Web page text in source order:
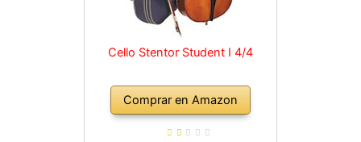
Cello Stentor Student I 4/4
Comprar en Amazon